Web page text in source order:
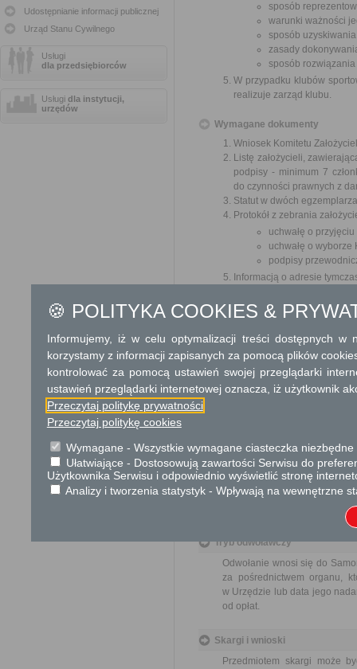
Udostępnianie informacji publicznej
Urząd Stanu Cywilnego
Usługi
dla przedsiębiorców
Usługi dla instytucji,
urzędów
sposób
warunki ważności
sposób
zasady
sposób
W przypadku klubów
realizuje zarząd klubu.
Wymagane dokumenty
Wniosek Komitetu
Listę założycieli,
podpisy - minimum 7
do czynności prawnych z
Statut w dwóch
Protokół z zebrania
uchwałę o przyjęciu
uchwałę o wyborze
podpisy
Informacją o adresie
Odbiorca usługi
Obywatel
Termin załatwienia sprawy
W terminie do 1 miesiąca od
Dodatkowe
Opłata
10 zł opłata skarbowa za
Tryb odwoławczy
Odwołanie wnosi się do
za pośrednictwem organu,
w Urzędzie lub data jego
od opłat.
Skargi i wnioski
Przedmiotem skargi może
🍪 POLITYKA COOKIES &
Informujemy, iż w celu optymalizacji treści dostępnych w
korzystamy z informacji zapisanych za pomocą plików
kontrolować za pomocą ustawień swojej przeglądarki
ustawień przeglądarki internetowej oznacza, iż użytkownik
Przeczytaj politykę prywatności
Przeczytaj politykę cookies
Wymagane - Wszystkie wymagane ciasteczka
Ułatwiające - Dostosowują zawartości Serwisu do
Użytkownika Serwisu i odpowiednio wyświetlić stronę
Analizy i tworzenia statystyk - Wpływają na wewnętrzne